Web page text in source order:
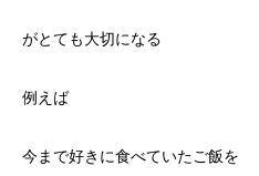
がとても大切になる
例えば
今まで好きに食べていたご飯を